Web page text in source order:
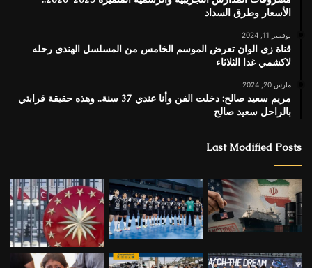
الأسعار وطرق السداد
نوفمبر 11, 2024
قناة زى الوان تعرض الموسم الخامس من المسلسل الهندى رحله
لاكشمي غدا الثلاثاء
مارس 20, 2024
مريم سعيد صالح: دخلت الفن وأنا عندي 37 سنة.. وهذه حقيقة قرابتي
بالراحل سعيد صالح
Last Modified Posts